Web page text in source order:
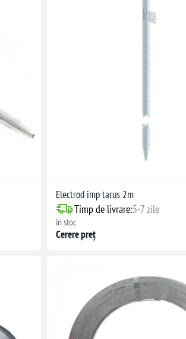
Electrod imp tarus 2m
Timp de livrare:5-7 zile
în stoc
Cerere preț